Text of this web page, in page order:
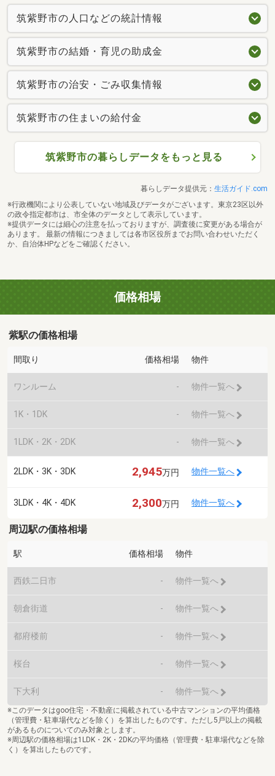
筑紫野市の人口などの統計情報
筑紫野市の結婚・育児の助成金
筑紫野市の治安・ごみ収集情報
筑紫野市の住まいの給付金
筑紫野市の暮らしデータをもっと見る
暮らしデータ提供元： 生活ガイド.com
※行政機関により公表していない地域及びデータがございます。東京23区以外
の政令指定都市は、市全体のデータとして表示しています。
※提供データには細心の注意を払っておりますが、調査後に変更がある場合が
あります。 最新の情報につきましては各市区役所までお問い合わせいただく
か、自治体HPなどをご確認ください。
価格相場
紫駅の価格相場
間取り 価格相場 物件
ワンルーム - 物件一覧へ
1K・1DK - 物件一覧へ
1LDK・2K・2DK - 物件一覧へ
2LDK・3K・3DK 2,945万円 物件一覧へ
3LDK・4K・4DK 2,300万円 物件一覧へ
周辺駅の価格相場
駅 価格相場 物件
西鉄二日市 - 物件一覧へ
朝倉街道 - 物件一覧へ
都府楼前 - 物件一覧へ
桜台 - 物件一覧へ
下大利 - 物件一覧へ
※このデータはgoo住宅・不動産に掲載されている中古マンションの平均価格
（管理費・駐車場代などを除く）を算出したものです。ただし5戸以上の掲載
があるものについてのみ対象とします。
※周辺駅の価格相場は1LDK・2K・2DKの平均価格（管理費・駐車場代などを除
く）を算出したものです。